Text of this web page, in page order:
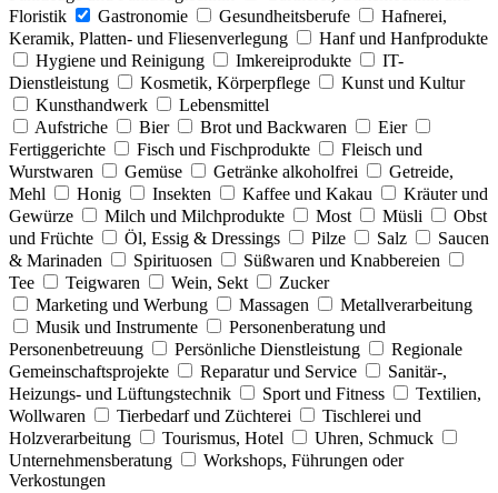
Floristik
Gastronomie Gesundheitsberufe
Hafnerei,
Keramik, Platten- und Fliesenverlegung
Hanf und Hanfprodukte
Hygiene und Reinigung
Imkereiprodukte
IT-
Dienstleistung
Kosmetik, Körperpflege
Kunst und Kultur
Kunsthandwerk
Lebensmittel
Aufstriche
Bier Brot und Backwaren
Eier
Fertiggerichte
Fisch und Fischprodukte
Fleisch und
Wurstwaren
Gemüse Getränke alkoholfrei
Getreide,
Mehl
Honig Insekten Kaffee und Kakau
Kräuter und
Gewürze
Milch und Milchprodukte Most Müsli
Obst
und Früchte
Öl, Essig & Dressings Pilze Salz
Saucen
& Marinaden
Spirituosen
Süßwaren und Knabbereien
Tee
Teigwaren Wein, Sekt
Zucker
Marketing und Werbung
Massagen
Metallverarbeitung
Musik und Instrumente
Personenberatung und
Personenbetreuung
Persönliche Dienstleistung
Regionale
Gemeinschaftsprojekte
Reparatur und Service
Sanitär-,
Heizungs- und Lüftungstechnik
Sport und Fitness
Textilien,
Wollwaren
Tierbedarf und Züchterei
Tischlerei und
Holzverarbeitung
Tourismus, Hotel
Uhren, Schmuck
Unternehmensberatung
Workshops, Führungen oder
Verkostungen